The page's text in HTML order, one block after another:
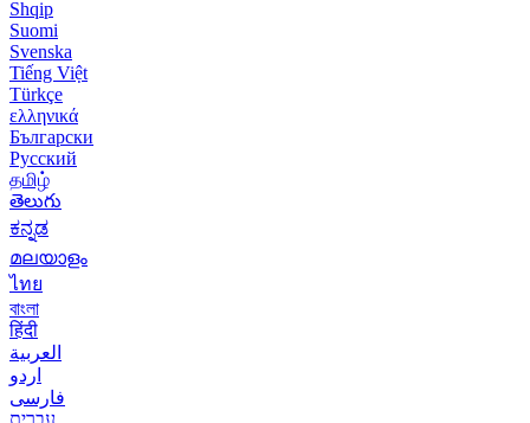
Shqip
Suomi
Svenska
Tiếng Việt
Türkçe
ελληνικά
Български
Русский
தமிழ்
తెలుగు
ಕನ್ನಡ
മലയാളം
ไทย
বাংলা
हिंदी
العربية
اردو
فارسی
עִברִית